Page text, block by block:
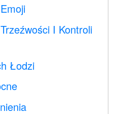
I Kontroli
Łodzi